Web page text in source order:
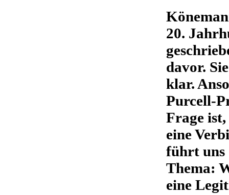
20.
davor.
klar.
Purcell-
Frage
eine
führt uns
Thema:
eine